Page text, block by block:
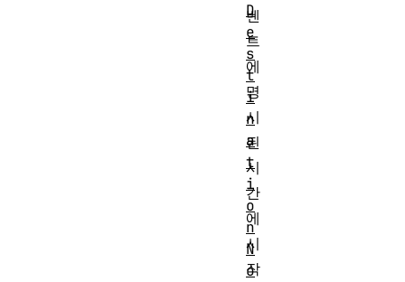
벤
트
에
명
시
된
시
간
에
시
작
D
e
s
t
i
n
a
t
i
o
n
N
o